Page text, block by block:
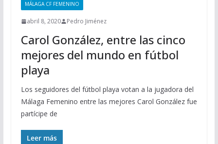
MÁLAGA CF FEMENINO
abril 8, 2020 Pedro Jiménez
Carol González, entre las cinco
mejores del mundo en fútbol
playa
Los seguidores del fútbol playa votan a la jugadora del
Málaga Femenino entre las mejores Carol González fue
partícipe de
Leer más